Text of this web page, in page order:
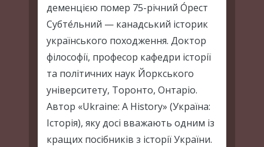
деменцією помер 75-річний О́рест
Субте́льний — канадський історик
українського походження. Доктор
філософії, професор кафедри історії
та політичних наук Йоркського
університету, Торонто, Онтаріо.
Автор «Ukraine: A History» (Україна:
Історія), яку досі вважають одним із
кращих посібників з історії України.